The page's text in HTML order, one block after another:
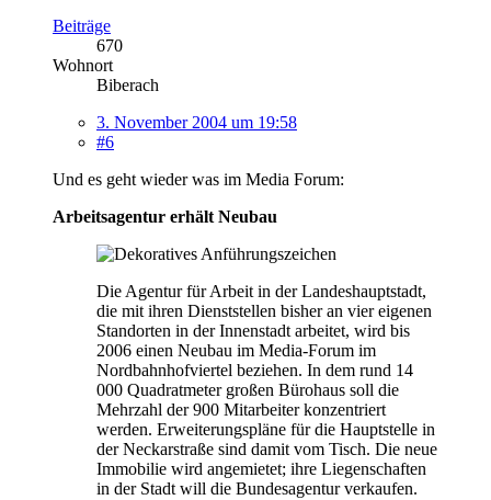
Beiträge
670
Wohnort
Biberach
3. November 2004 um 19:58
#6
Und es geht wieder was im Media Forum:
Arbeitsagentur erhält Neubau
Die Agentur für Arbeit in der Landeshauptstadt,
die mit ihren Dienststellen bisher an vier eigenen
Standorten in der Innenstadt arbeitet, wird bis
2006 einen Neubau im Media-Forum im
Nordbahnhofviertel beziehen. In dem rund 14
000 Quadratmeter großen Bürohaus soll die
Mehrzahl der 900 Mitarbeiter konzentriert
werden. Erweiterungspläne für die Hauptstelle in
der Neckarstraße sind damit vom Tisch. Die neue
Immobilie wird angemietet; ihre Liegenschaften
in der Stadt will die Bundesagentur verkaufen.